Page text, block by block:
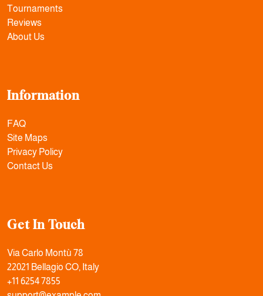
Tournaments
Reviews
About Us
Information
FAQ
Site Maps
Privacy Policy
Contact Us
Get In Touch
Via Carlo Montù 78
22021 Bellagio CO, Italy
+11 6254 7855